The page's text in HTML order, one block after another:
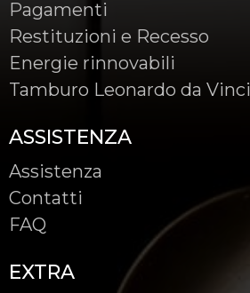
Pagamenti
Restituzioni e Recesso
Energie rinnovabili
Tamburo Leonardo da Vinci
ASSISTENZA
Assistenza
Contatti
FAQ
EXTRA